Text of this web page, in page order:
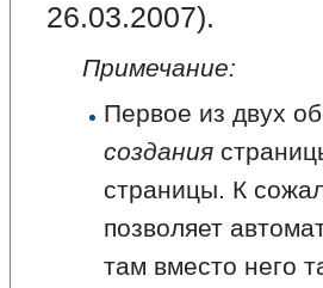
26.03.2007).
Примечание:
Первое из двух
создания
страницы. К
позволяет
там вместо него